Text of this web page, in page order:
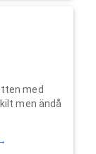
med
men ändå